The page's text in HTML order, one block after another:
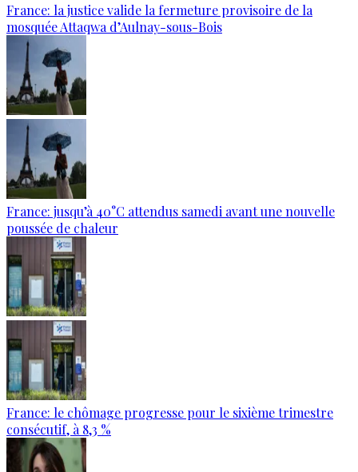
France: la justice valide la fermeture provisoire de la
mosquée Attaqwa d’Aulnay-sous-Bois
France: jusqu’à 40°C attendus samedi avant une nouvelle
poussée de chaleur
France: le chômage progresse pour le sixième trimestre
consécutif, à 8,3 %